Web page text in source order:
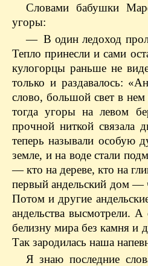
Словами бабушки
угоры:
— В один ледоход
Тепло принесли и сами
кулогорцы раньше не
только и раздавалось:
слово, большой свет в
тогда угоры на левом
прочной ниткой связала
теперь называли особую
земле, и на воде стали
— кто на дереве, кто на
первый андельский дом —
Потом и другие
андельства высмотрели.
белизну мира без камня и
Так зародилась наша
Я знаю последние